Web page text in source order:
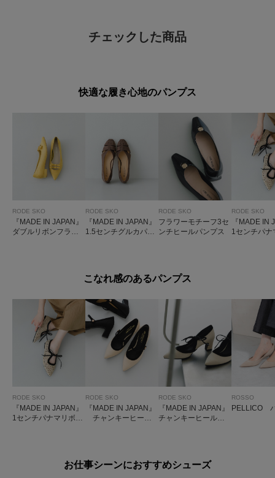
チェックした商品
快適な履き心地のパンプス
RODE SKO
『MADE IN JAPAN』
ダブルリボンフラッ
RODE SKO
『MADE IN JAPAN』
1.5センチグルカパン
RODE SKO
フラワーモチーフ3セ
ンチヒールパンプス
RODE SKO
『MADE IN
1センチパナ
こなれ感のあるパンプス
RODE SKO
『MADE IN JAPAN』
1センチパナマリボン
RODE SKO
『MADE IN JAPAN』
チャンキーヒール
RODE SKO
『MADE IN JAPAN』
チャンキーヒールリ
ROSSO
PELLICO
お仕事シーンにおすすめシューズ